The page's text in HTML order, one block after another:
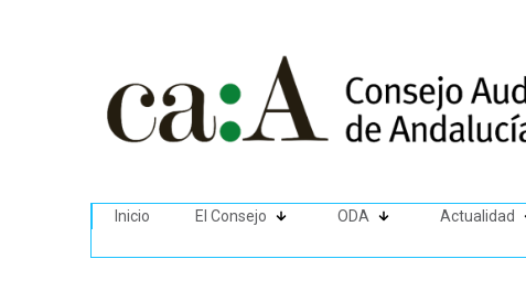
Inicio El Consejo ODA Actualidad